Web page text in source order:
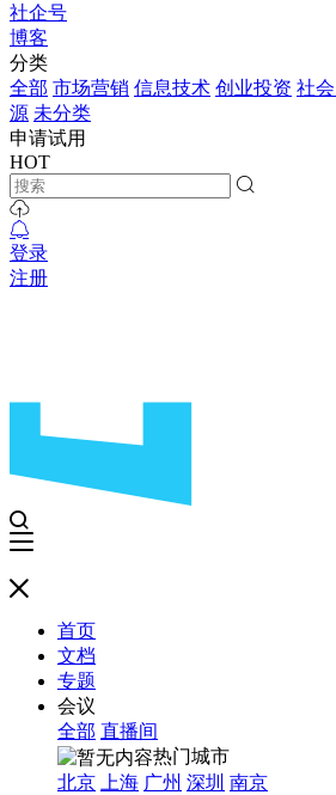
社企号
博客
分类
全部 市场营销 信息技术 创业投资 社
源 未分类
申请试用
HOT
登录
注册
首页
文档
专题
会议
全部 直播间
热门城市
北京
上海 广州 深圳 南京